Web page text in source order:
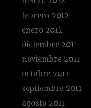
febrero 2012
enero 2012
diciembre 2011
noviembre 2011
octubre 2011
septiembre 2011
agosto 2011